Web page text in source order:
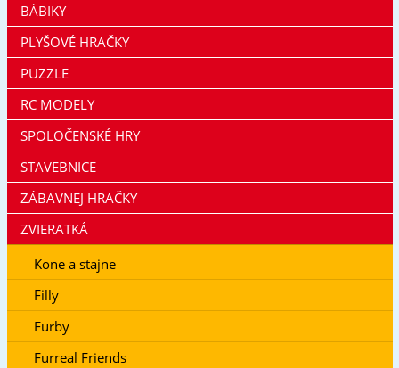
BÁBIKY
PLYŠOVÉ HRAČKY
PUZZLE
RC MODELY
SPOLOČENSKÉ HRY
STAVEBNICE
ZÁBAVNEJ HRAČKY
ZVIERATKÁ
Kone a stajne
Filly
Furby
Furreal Friends